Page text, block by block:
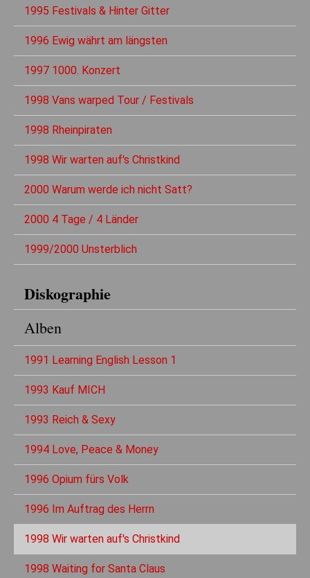
1995 Festivals & Hinter Gitter
1996 Ewig währt am längsten
1997 1000. Konzert
1998 Vans warped Tour / Festivals
1998 Rheinpiraten
1998 Wir warten auf's Christkind
2000 Warum werde ich nicht Satt?
2000 4 Tage / 4 Länder
1999/2000 Unsterblich
Diskographie
Alben
1991 Learning English Lesson 1
1993 Kauf MICH
1993 Reich & Sexy
1994 Love, Peace & Money
1996 Opium fürs Volk
1996 Im Auftrag des Herrn
1998 Wir warten auf's Christkind
1998 Waiting for Santa Claus